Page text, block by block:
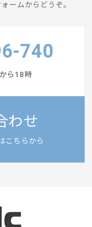
ームからどうぞ。
740
ら18時
わせ
こちらから